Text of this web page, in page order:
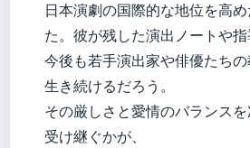
日本演劇の国際的な地位を高
た。彼が残した演出ノートや指
今後も若手演出家や俳優たち
生き続けるだろう。
その厳しさと愛情のバランスを
受け継ぐかが、